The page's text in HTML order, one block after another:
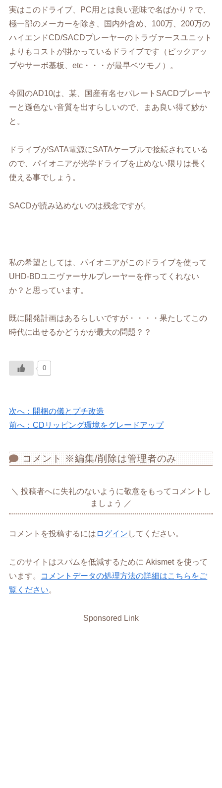
実はこのドライブ、PC用とは良い意味で名ばかり？で、
極一部のメーカーを除き、国内外含め、100万、200万の
ハイエンドCD/SACDプレーヤーのトラヴァースユニット
よりもコストが掛かっているドライブです（ピックアッ
プやサーボ基板、etc・・・が最早ベツモノ）。
今回のAD10は、某、国産有名セパレートSACDプレーヤ
ーと遜色ない音質を出すらしいので、まあ良い得て妙か
と。
ドライブがSATA電源にSATAケーブルで接続されている
ので、パイオニアが光学ドライブを止めない限りは長く
使える事でしょう。
SACDが読み込めないのは残念ですが。
私の希望としては、パイオニアがこのドライブを使って
UHD-BDユニヴァーサルプレーヤーを作ってくれない
か？と思っています。
既に開発計画はあるらしいですが・・・・果たしてこの
時代に出せるかどうかが最大の問題？？
0
次へ：開梱の儀とプチ改造
前へ：CDリッピング環境をグレードアップ
コメント ※編集/削除は管理者のみ
投稿者へに失礼のないように敬意をもってコメントし
ましょう
コメントを投稿するには ログイン してください。
このサイトはスパムを低減するために Akismet を使って
います。
コメントデータの処理方法の詳細はこちらをご
覧ください。
Sponsored Link